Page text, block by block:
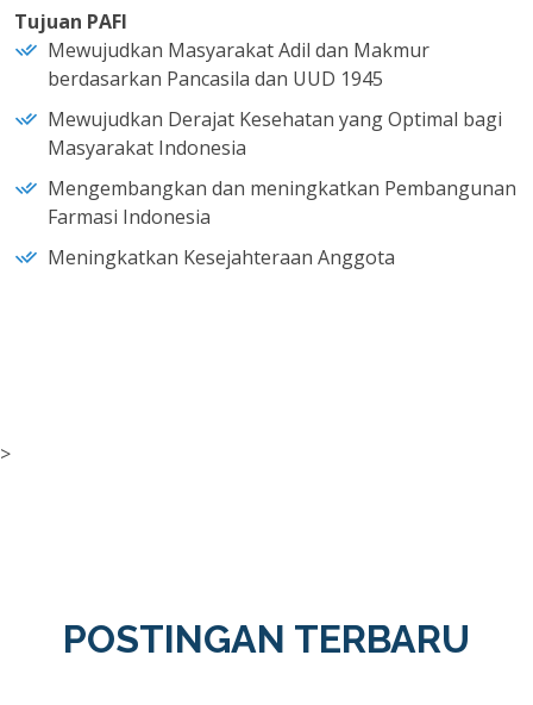
Tujuan PAFI
Mewujudkan Masyarakat Adil dan Makmur
berdasarkan Pancasila dan UUD 1945
Mewujudkan Derajat Kesehatan yang Optimal bagi
Masyarakat Indonesia
Mengembangkan dan meningkatkan Pembangunan
Farmasi Indonesia
Meningkatkan Kesejahteraan Anggota
>
POSTINGAN TERBARU